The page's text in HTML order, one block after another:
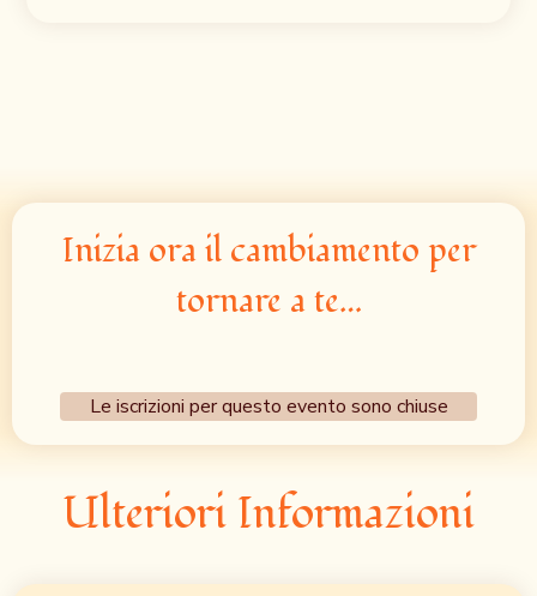
Inizia ora il cambiamento per
tornare a te…
Le iscrizioni per questo evento sono chiuse
Ulteriori Informazioni